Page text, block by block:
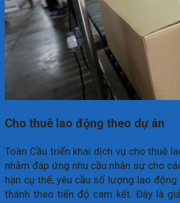
Cho thuê lao động theo dự án
Toàn Cầu triển khai dịch vụ cho thuê
nhằm đáp ứng nhu cầu nhân sự cho
hạn cụ thể, yêu cầu số lượng lao
thành theo tiến độ cam kết. Đây là